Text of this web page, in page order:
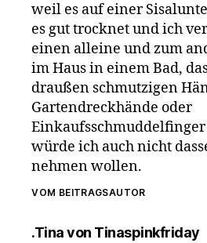
weil es auf einer
es gut trocknet und ich
einen alleine und zum
im Haus in einem Bad,
draußen schmutzigen
Gartendreckhände oder
würde ich auch nicht
nehmen wollen.
VOM BEITRAGSAUTOR
.Tina von Tinaspinkfriday